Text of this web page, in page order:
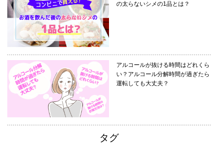
の太らないシメの1品とは？
アルコールが抜ける時間はどれくら
い？アルコール分解時間が過ぎたら
運転しても大丈夫？
タグ